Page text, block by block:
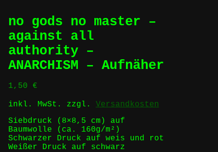
no gods no master –
against all
authority –
ANARCHISM – Aufnäher
1,50 €
inkl. MwSt. zzgl. Versandkosten
Siebdruck (8×8,5 cm) auf
Baumwolle (ca. 160g/m²)
Schwarzer Druck auf weis und rot
Weißer Druck auf schwarz